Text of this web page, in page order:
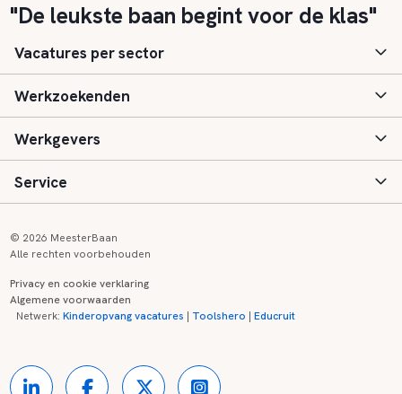
"De leukste baan begint voor de klas"
Vacatures per sector
Basisonderwijs
Speciaal (basis) onderwijs
Voortgezet onderwijs
Kinderopvang
Werkzoekenden
Aanmelden
Vacatures
Zij-instroom informatie
Werkgevers
Inloggen
Registreren
Service
Onderwijs links
© 2026 MeesterBaan
Alle rechten voorbehouden
Privacy en cookie verklaring
Algemene voorwaarden
Netwerk:Kinderopvang vacatures | Toolshero |Educruit